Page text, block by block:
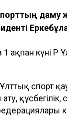
1 ақпан күні
Ұлттық